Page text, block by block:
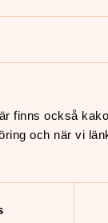
finns också
och när vi